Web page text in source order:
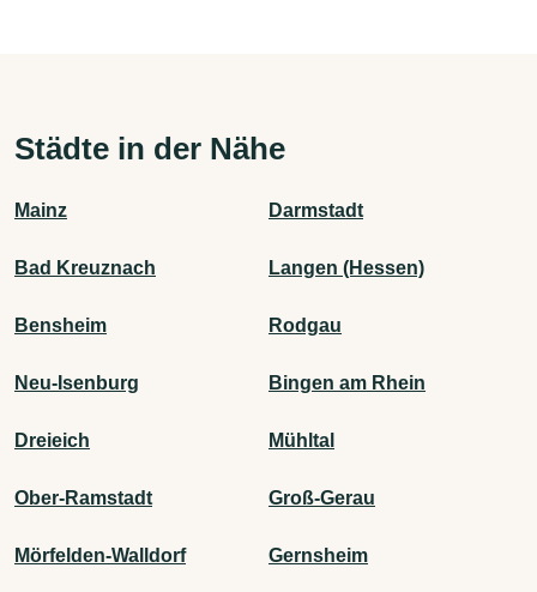
Städte in der Nähe
Mainz Darmstadt
Bad Kreuznach Langen (Hessen)
Bensheim Rodgau
Neu-Isenburg Bingen am Rhein
Dreieich Mühltal
Ober-Ramstadt Groß-Gerau
Mörfelden-Walldorf Gernsheim